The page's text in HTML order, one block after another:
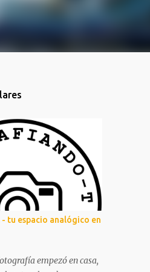
tu espacio analógico en
empezó en casa,